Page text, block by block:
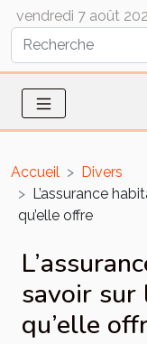
vendredi 7 août
Accueil
Divers
L’assurance
qu’elle offre
savoir sur
qu’elle